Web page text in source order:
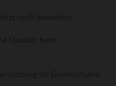
noch bewerben!
Qualität beim
für Grundschulen